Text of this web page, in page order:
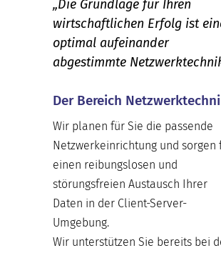
„Die Grundlage für Ihren
wirtschaftlichen Erfolg ist
optimal aufeinander
abgestimmte
Der Bereich
Wir planen für Sie die passende
Netzwerkeinrichtung und sorgen
einen reibungslosen und
störungsfreien Austausch Ihrer
Daten in der Client-Server-
Umgebung.
Wir unterstützen Sie bereits bei